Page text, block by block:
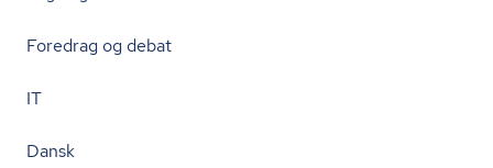
Foredrag og debat
IT
Dansk